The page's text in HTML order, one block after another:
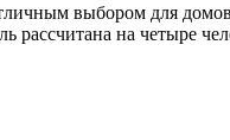
выбором для
на четыре